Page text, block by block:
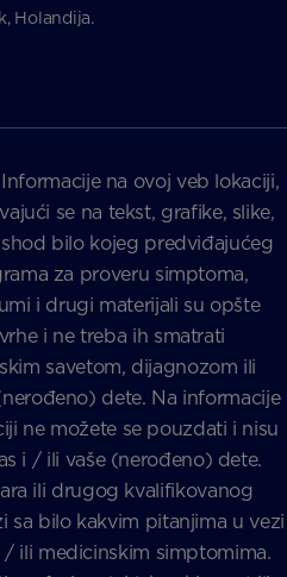
Holandija.
na ovoj veb lokaciji,
se na tekst, grafike, slike,
bilo kojeg predviđajućeg
za proveru simptoma,
i drugi materijali su opšte
i ne treba ih smatrati
savetom, dijagnozom ili
dete. Na informacije
ne možete se pouzdati i nisu
i / ili vaše (nerođeno) dete.
ili drugog kvalifikovanog
sa bilo kakvim pitanjima u vezi
ili medicinskim simptomima.